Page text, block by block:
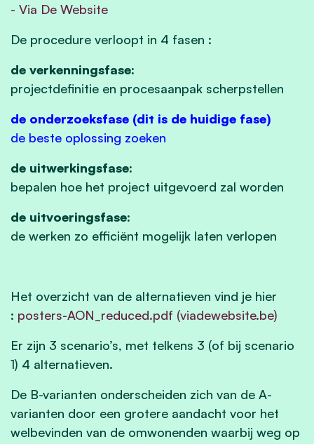
- Via De Website
De procedure verloopt in 4 fasen :
de verkenningsfase:
projectdefinitie en procesaanpak scherpstellen
de onderzoeksfase (dit is de huidige fase)
de beste oplossing zoeken
de uitwerkingsfase:
bepalen hoe het project uitgevoerd zal worden
de uitvoeringsfase:
de werken zo efficiënt mogelijk laten verlopen
Het overzicht van de alternatieven vind je hier
: posters-AON_reduced.pdf (viadewebsite.be)
Er zijn 3 scenario’s, met telkens 3 (of bij scenario
1) 4 alternatieven.
De B-varianten onderscheiden zich van de A-
varianten door een grotere aandacht voor het
welbevinden van de omwonenden waarbij weg op